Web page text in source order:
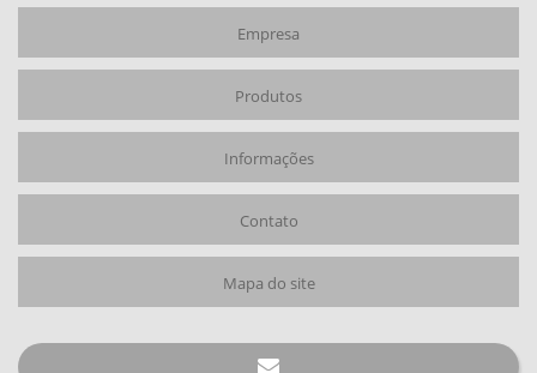
Empresa
Produtos
Informações
Contato
Mapa do site